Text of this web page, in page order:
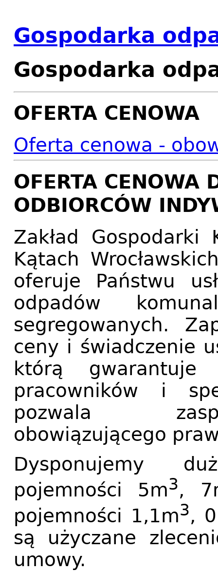
Gospodarka
Gospodarka
OFERTA CENOWA
Oferta cenowa -
OFERTA CENOWA
ODBIORCÓW
Zakład
Kątach
oferuje Państwu
odpadów
segregowanych.
ceny i świadczenie
którą gwarantuje
pracowników i
pozwala
obowiązującego
Dysponujemy
pojemności 5m3,
pojemności 1,1m3,
są użyczane
umowy.